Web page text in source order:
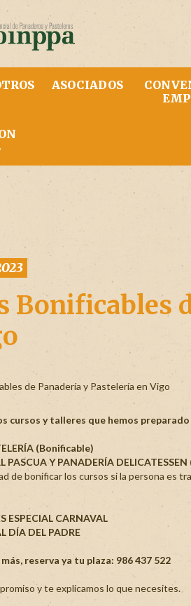
ASOCIADOS
Bonificables
cursos y talleres que hemos
(Bonificable)
PASCUA Y PANADERÍA
de bonificar los cursos si la persona es
ESPECIAL CARNAVAL
DÍA DEL PADRE
reserva ya tu plaza: 986 437 522
y te explicamos lo que necesites.